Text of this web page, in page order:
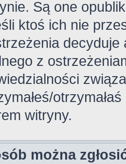
Są one
ktoś ich nie
z
witryny.
można